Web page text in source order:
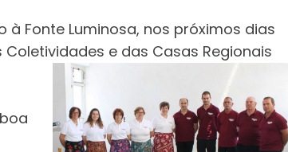
à Fonte Luminosa, nos próximos dias
Coletividades e das Casas Regionais